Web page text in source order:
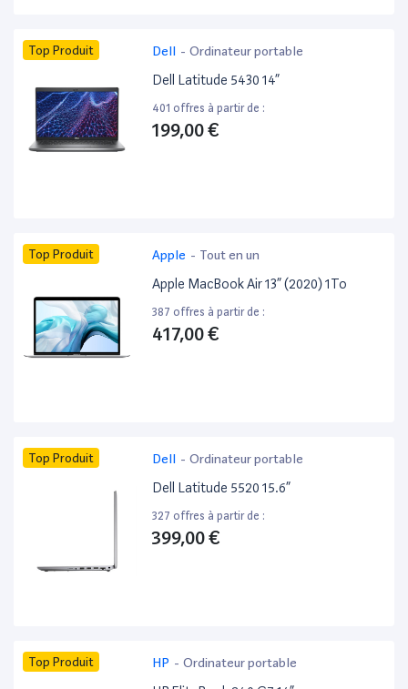
Top Produit Dell - Ordinateur portable
Dell Latitude 5430 14”
401 offres à partir de :
199,00 €
Top Produit Apple - Tout en un
Apple MacBook Air 13” (2020) 1To
387 offres à partir de :
417,00 €
Top Produit Dell - Ordinateur portable
Dell Latitude 5520 15.6”
327 offres à partir de :
399,00 €
Top Produit HP - Ordinateur portable